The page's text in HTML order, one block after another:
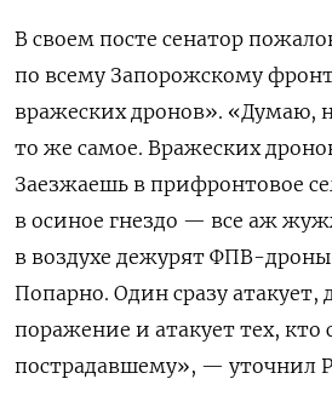
В своем посте сенатор
по всему Запорожскому
вражеских дронов». «Думаю,
то же самое. Вражеских
Заезжаешь в прифронтовое
в осиное гнездо — все аж
в воздухе дежурят ФПВ-
Попарно. Один сразу атакует,
поражение и атакует тех,
пострадавшему», — уточнил